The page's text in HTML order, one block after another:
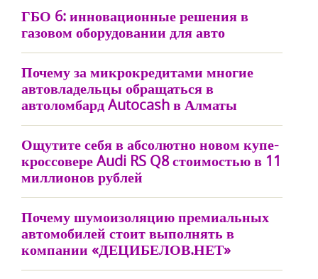
ГБО 6: инновационные решения в
газовом оборудовании для авто
Почему за микрокредитами многие
автовладельцы обращаться в
автоломбард Autocash в Алматы
Ощутите себя в абсолютно новом купе-
кроссовере Audi RS Q8 стоимостью в 11
миллионов рублей
Почему шумоизоляцию премиальных
автомобилей стоит выполнять в
компании «ДЕЦИБЕЛОВ.НЕТ»